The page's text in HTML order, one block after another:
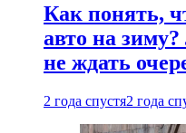
Как понять,
авто на
не ждать
2 года спустя2 года